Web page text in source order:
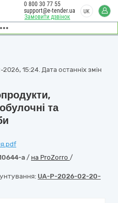
Замовити дзвінок
0 800 30 77 55
support@e-tender.ua
UK
15:24. Дата останніх змін
та
a / на ProZorro /
UA-P-2026-02-20-